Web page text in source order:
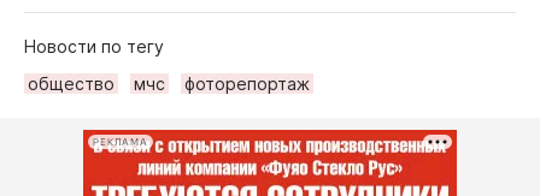
Новости по тегу
общество
мчс фоторепортаж
РЕКЛАМА